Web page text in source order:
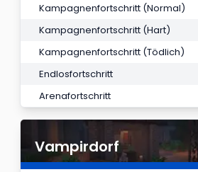
Kampagnenfortschritt (Normal)
Kampagnenfortschritt (Hart)
Kampagnenfortschritt (Tödlich)
Endlosfortschritt
Arenafortschritt
Vampirdorf